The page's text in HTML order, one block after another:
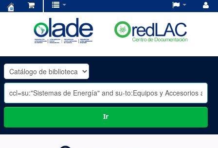
OLADE
-
Ir